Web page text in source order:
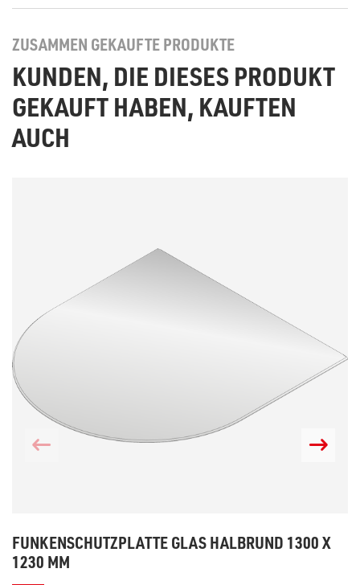
ZUSAMMEN GEKAUFTE PRODUKTE
KUNDEN, DIE DIESES PRODUKT
GEKAUFT HABEN, KAUFTEN
AUCH
FUNKENSCHUTZPLATTE GLAS HALBRUND 1300 X
1230 MM